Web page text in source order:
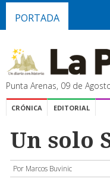
PORTADA
Punta Arenas, 09 de
CRÓNICA EDITORIAL
Un solo
Por Marcos Buvinic